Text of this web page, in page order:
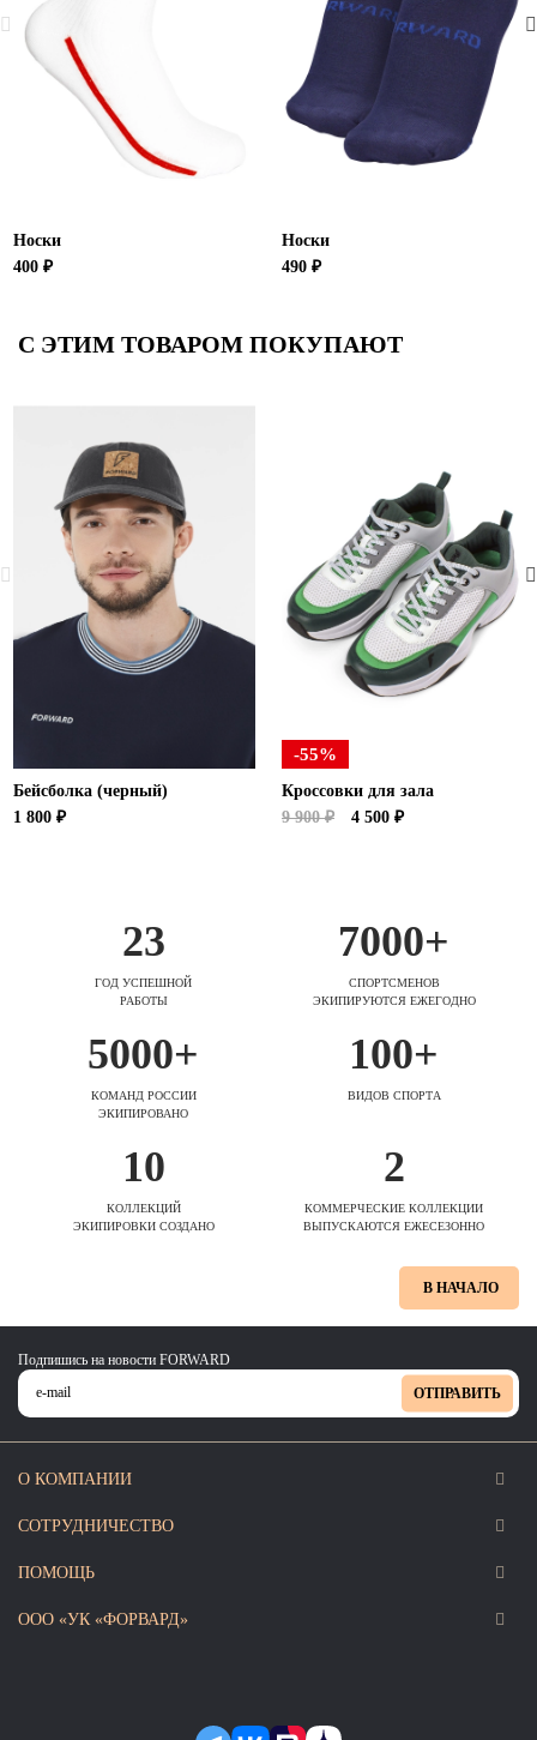
Носки
400 ₽
Носки
490 ₽
С ЭТИМ ТОВАРОМ ПОКУПАЮТ
Бейсболка (черный)
1 800 ₽
-55%
Кроссовки для зала
9 900 ₽
4 500 ₽
23
ГОД УСПЕШНОЙ
РАБОТЫ
7000+
СПОРТСМЕНОВ
ЭКИПИРУЮТСЯ ЕЖЕГОДНО
5000+
КОМАНД РОССИИ
ЭКИПИРОВАНО
100+
ВИДОВ СПОРТА
10
КОЛЛЕКЦИЙ
ЭКИПИРОВКИ СОЗДАНО
2
КОММЕРЧЕСКИЕ КОЛЛЕКЦИИ
ВЫПУСКАЮТСЯ ЕЖЕСЕЗОННО
В НАЧАЛО
Подпишись на новости FORWARD
ОТПРАВИТЬ
О КОМПАНИИ
СОТРУДНИЧЕСТВО
ПОМОЩЬ
ООО «УК «ФОРВАРД»